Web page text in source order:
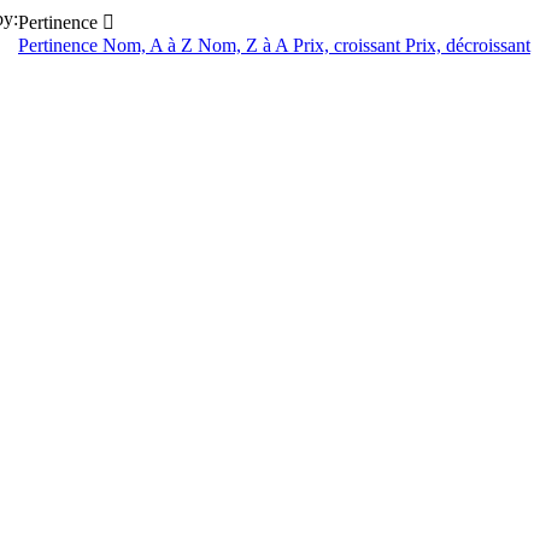
Pertinence 
Pertinence Nom, A à Z Nom, Z à A Prix, croissant Prix, décroissant